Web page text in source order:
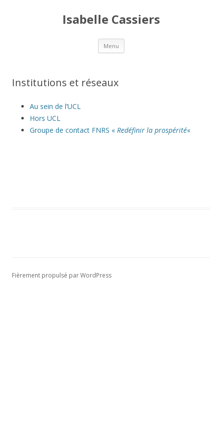
Isabelle Cassiers
Menu Aller
contenu
Institutions et réseaux
Au sein de l’UCL
Hors UCL
Groupe de contact FNRS « Redéfinir la prospérité«
Fièrement propulsé par WordPress